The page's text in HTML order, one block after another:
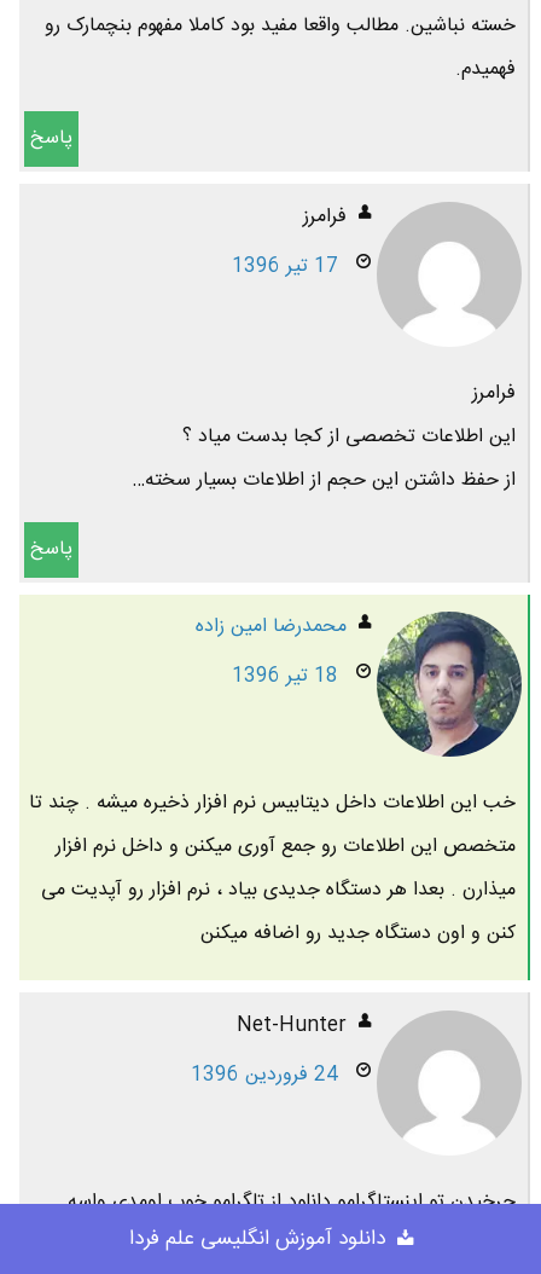
خسته نباشین. مطالب واقعا مفید بود کاملا مفهوم بنچمارک رو
فهمیدم.
پاسخ
فرامرز
17 تیر 1396
فرامرز
این اطلاعات تخصصی از کجا بدست میاد ؟
از حفظ داشتن این حجم از اطلاعات بسیار سخته…
پاسخ
محمدرضا امين زاده
18 تیر 1396
خب این اطلاعات داخل دیتابیس نرم افزار ذخیره میشه . چند تا
متخصص این اطلاعات رو جمع آوری میکنن و داخل نرم افزار
میذارن . بعدا هر دستگاه جدیدی بیاد ، نرم افزار رو آپدیت می
کنن و اون دستگاه جدید رو اضافه میکنن
Net-Hunter
24 فروردین 1396
چرخیدن تو اینستاگرامو دانلود از تلگرامو خوب اومدی واسه
ادمای بیسواد از تکنولوژیدانلود آموزش انگلیسی علم فردا